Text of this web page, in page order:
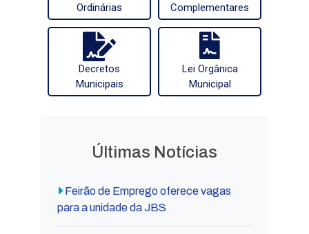
Ordinárias
Complementares
Decretos
Municipais
Lei Orgânica
Municipal
Últimas Notícias
Feirão de Emprego oferece vagas
para a unidade da JBS